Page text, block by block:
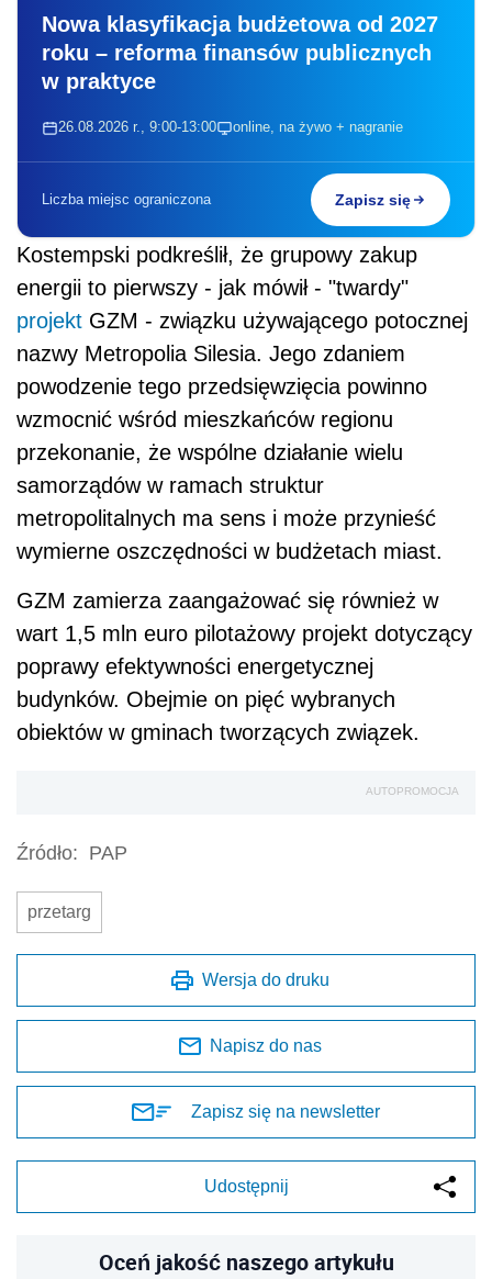
Nowa klasyfikacja budżetowa od 2027
roku – reforma finansów publicznych
w praktyce
26.08.2026 r., 9:00-13:00 online, na żywo + nagranie
Liczba miejsc ograniczona Zapisz się
Kostempski podkreślił, że grupowy zakup
energii to pierwszy - jak mówił - "twardy"
projekt GZM - związku używającego potocznej
nazwy Metropolia Silesia. Jego zdaniem
powodzenie tego przedsięwzięcia powinno
wzmocnić wśród mieszkańców regionu
przekonanie, że wspólne działanie wielu
samorządów w ramach struktur
metropolitalnych ma sens i może przynieść
wymierne oszczędności w budżetach miast.
GZM zamierza zaangażować się również w
wart 1,5 mln euro pilotażowy projekt dotyczący
poprawy efektywności energetycznej
budynków. Obejmie on pięć wybranych
obiektów w gminach tworzących związek.
AUTOPROMOCJA
Źródło: PAP
przetarg
Wersja do druku
Napisz do nas
Zapisz się na newsletter
Udostępnij
Oceń jakość naszego artykułu